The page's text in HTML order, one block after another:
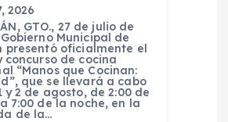
2026
GTO., 27 de julio de
Municipal de
presentó oficialmente el
concurso de cocina
“Manos que Cocinan:
que se llevará a cabo
y 2 de agosto, de 2:00 de
7:00 de la noche, en la
de la…